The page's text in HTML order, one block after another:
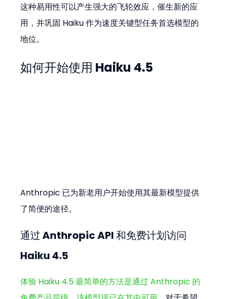
这种易用性可以产生强大的飞轮效应，催生新的应
用，并巩固 Haiku 作为速度关键型任务首选模型的
地位。
如何开始使用 Haiku 4.5
Anthropic 已为新老用户开始使用其最新模型提供
了简便的途径。
通过 Anthropic API 和免费计划访问
Haiku 4.5
体验 Haiku 4.5 最简单的方法是通过 Anthropic 的